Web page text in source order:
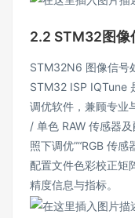
2.2 STM32图像
STM32N6 图像信号
STM32 ISP IQTune
调优软件，兼顾专业
/ 单色 RAW 传感器
照下调优”“RGB 传
配置文件色彩校正矩
精度信息与指标。